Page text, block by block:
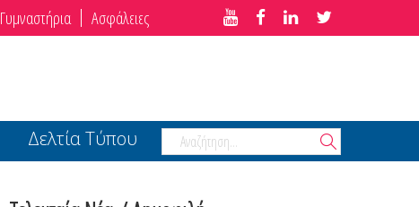
Γυμναστήρια Ασφάλειες
Δελτία Τύπου